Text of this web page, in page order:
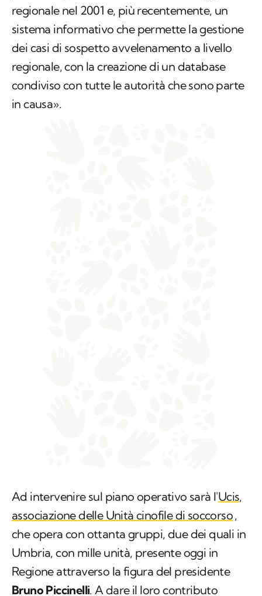
regionale nel 2001 e, più recentemente, un
sistema informativo che permette la gestione
dei casi di sospetto avvelenamento a livello
regionale, con la creazione di un database
condiviso con tutte le autorità che sono parte
in causa».
Ad intervenire sul piano operativo sarà l'Ucis,
associazione delle Unità cinofile di soccorso,
che opera con ottanta gruppi, due dei quali in
Umbria, con mille unità, presente oggi in
Regione attraverso la figura del presidente
Bruno Piccinelli. A dare il loro contributo